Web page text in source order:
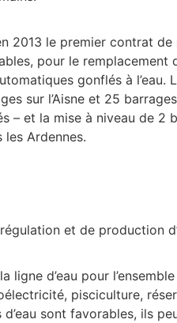
2013 le premier contrat
pour le remplacement
gonflés à l’eau.
sur l’Aisne et 25
– et la mise à niveau de 2
Ardennes.
et de production
d’eau pour
pisciculture,
sont favorables, ils